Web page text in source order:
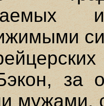
за
мужами,